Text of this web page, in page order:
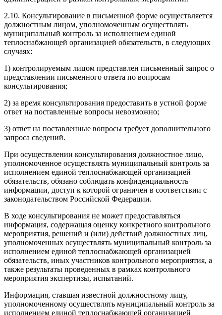
2.10. Консультирование в письменной форме осуществляется
должностным лицом, уполномоченным осуществлять
муниципальный контроль за исполнением единой
теплоснабжающей организацией обязательств, в следующих
случаях:
1) контролируемым лицом представлен письменный запрос о
представлении письменного ответа по вопросам
консультирования;
2) за время консультирования предоставить в устной форме
ответ на поставленные вопросы невозможно;
3) ответ на поставленные вопросы требует дополнительного
запроса сведений.
При осуществлении консультирования должностное лицо,
уполномоченное осуществлять муниципальный контроль за
исполнением единой теплоснабжающей организацией
обязательств, обязано соблюдать конфиденциальность
информации, доступ к которой ограничен в соответствии с
законодательством Российской Федерации.
В ходе консультирования не может предоставляться
информация, содержащая оценку конкретного контрольного
мероприятия, решений и (или) действий должностных лиц,
уполномоченных осуществлять муниципальный контроль за
исполнением единой теплоснабжающей организацией
обязательств, иных участников контрольного мероприятия, а
также результаты проведенных в рамках контрольного
мероприятия экспертизы, испытаний.
Информация, ставшая известной должностному лицу,
уполномоченному осуществлять муниципальный контроль за
исполнением единой теплоснабжающей организацией